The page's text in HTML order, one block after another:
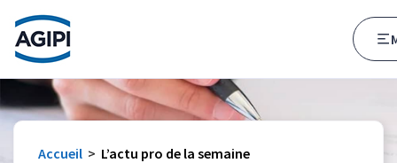
Accès au menu
Accès au contenu principal
Accueil > L’actu pro de la semaine